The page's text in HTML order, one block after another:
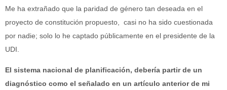
Me ha extrañado que la paridad de género tan deseada en el
proyecto de constitución propuesto,
casi no ha sido cuestionada
por nadie; solo lo he captado públicamente en el presidente de la
UDI.
El sistema nacional de planificación, debería partir de un
diagnóstico como el señalado en un artículo anterior de mi